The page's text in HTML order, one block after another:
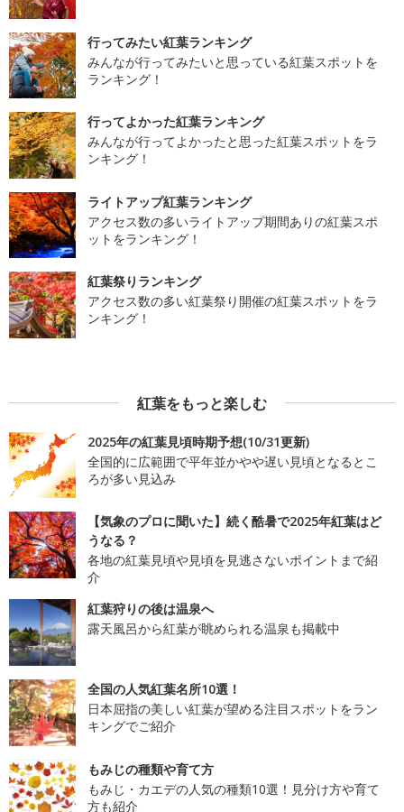
行ってみたい紅葉ランキング
みんなが行ってみたいと思っている紅葉スポットを
ランキング！
行ってよかった紅葉ランキング
みんなが行ってよかったと思った紅葉スポットをラ
ンキング！
ライトアップ紅葉ランキング
アクセス数の多いライトアップ期間ありの紅葉スポ
ットをランキング！
紅葉祭りランキング
アクセス数の多い紅葉祭り開催の紅葉スポットをラ
ンキング！
紅葉をもっと楽しむ
2025年の紅葉見頃時期予想(10/31更新)
全国的に広範囲で平年並かやや遅い見頃となるとこ
ろが多い見込み
【気象のプロに聞いた】続く酷暑で2025年紅葉はど
うなる？
各地の紅葉見頃や見頃を見逃さないポイントまで紹
介
紅葉狩りの後は温泉へ
露天風呂から紅葉が眺められる温泉も掲載中
全国の人気紅葉名所10選！
日本屈指の美しい紅葉が望める注目スポットをラン
キングでご紹介
もみじの種類や育て方
もみじ・カエデの人気の種類10選！見分け方や育て
方も紹介